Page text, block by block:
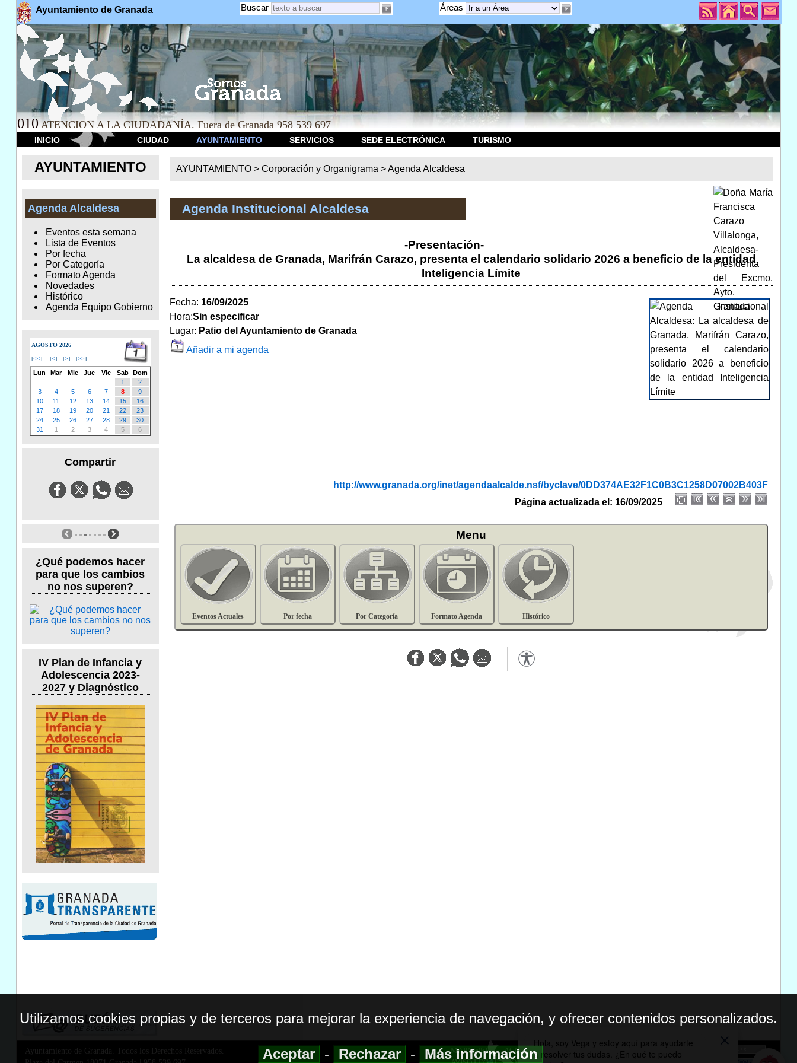
Ayuntamiento de Granada Áreas
Buscar
010 ATENCION A LA CIUDADANÍA. Fuera de Granada 958 539 697
INICIO CIUDAD AYUNTAMIENTO SERVICIOS SEDE ELECTRÓNICA TURISMO
AYUNTAMIENTO
Agenda Alcaldesa
Eventos esta semana
Lista de Eventos
Por fecha
Por Categoría
Formato Agenda
Novedades
Histórico
Agenda Equipo Gobierno
AGOSTO 2026
[<<] [<] [>] [>>]
Lun Mar Mie Jue Vie Sab
Dom
1
2
3
4 5 6 7 8
9
10
11 12 13 14 15
16
17
18 19 20 21 22
23
24
25 26 27 28 29
30
31
1 2 3 4 5 6
Compartir
¿Qué podemos hacer
para que los cambios
no nos superen?
IV Plan de Infancia y
Adolescencia 2023-
2027 y Diagnóstico
AYUNTAMIENTO >Corporación y Organigrama >Agenda Alcaldesa
Agenda Institucional Alcaldesa
-Presentación-
La alcaldesa de Granada, Marifrán Carazo, presenta el calendario solidario 2026 a beneficio de la entidad
Inteligencia Límite
Fecha: 16/09/2025
Hora:Sin especificar
Lugar: Patio del Ayuntamiento de Granada
Añadir a mi agenda
http://www.granada.org/inet/agendaalcalde.nsf/byclave/0DD374AE32F1C0B3C1258D07002B403F
Página actualizada el: 16/09/2025
Menu
Eventos Actuales Por fecha Por Categoría Formato Agenda Histórico
Ayuntamiento de Granada. Todos los Derechos Reservados.
MAPA WEB|ACCESIBILIDAD
Utilizamos cookies propias y de terceros para mejorar la experiencia de navegación, y ofrecer contenidos personalizados.
Aceptar - Rechazar - Más información